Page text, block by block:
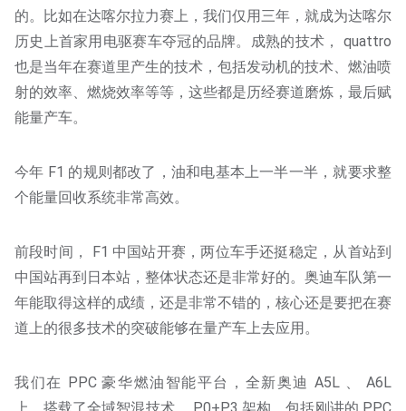
的。比如在达喀尔拉力赛上，我们仅用三年，就成为达喀尔
历史上首家用电驱赛车夺冠的品牌。成熟的技术， quattro
也是当年在赛道里产生的技术，包括发动机的技术、燃油喷
射的效率、燃烧效率等等，这些都是历经赛道磨炼，最后赋
能量产车。
今年 F1 的规则都改了，油和电基本上一半一半，就要求整
个能量回收系统非常高效。
前段时间， F1 中国站开赛，两位车手还挺稳定，从首站到
中国站再到日本站，整体状态还是非常好的。奥迪车队第一
年能取得这样的成绩，还是非常不错的，核心还是要把在赛
道上的很多技术的突破能够在量产车上去应用。
我们在 PPC 豪华燃油智能平台，全新奥迪 A5L 、 A6L